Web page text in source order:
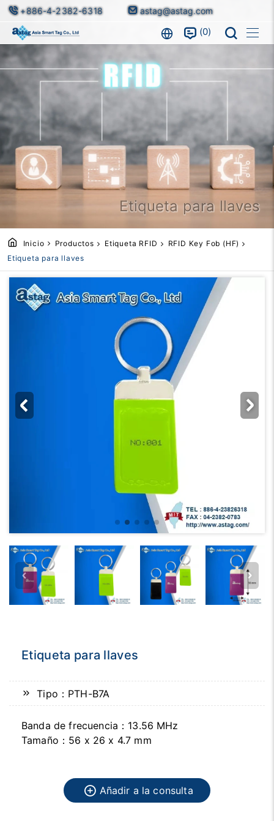
+886-4-2382-6318 astag@astag.com
0
Etiqueta para llaves
Inicio Productos Etiqueta RFID
RFID Key Fob (HF)
Etiqueta para llaves
Etiqueta para llaves
Tipo：PTH-B7A
Banda de frecuencia：13.56 MHz
Tamaño：56 x 26 x 4.7 mm
Añadir a la consulta